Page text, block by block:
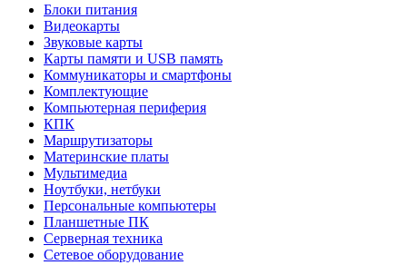
Блоки питания
Видеокарты
Звуковые карты
Карты памяти и USB память
Коммуникаторы и смартфоны
Комплектующие
Компьютерная периферия
КПК
Маршрутизаторы
Материнские платы
Мультимедиа
Ноутбуки, нетбуки
Персональные компьютеры
Планшетные ПК
Серверная техника
Сетевое оборудование